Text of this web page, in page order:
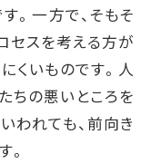
。一方で、そもそ
セスを考える方が
くいものです。人
ちの悪いところを
われても、前向き
。